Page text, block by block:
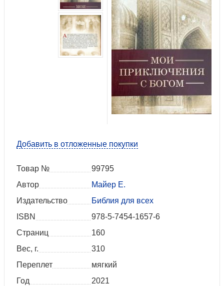
Добавить в отложенные покупки
Товар №
99795
Автор
Майер Е.
Издательство
Библия для всех
ISBN
978-5-7454-1657-6
Страниц
160
Вес, г.
310
Переплет
мягкий
Год
2021